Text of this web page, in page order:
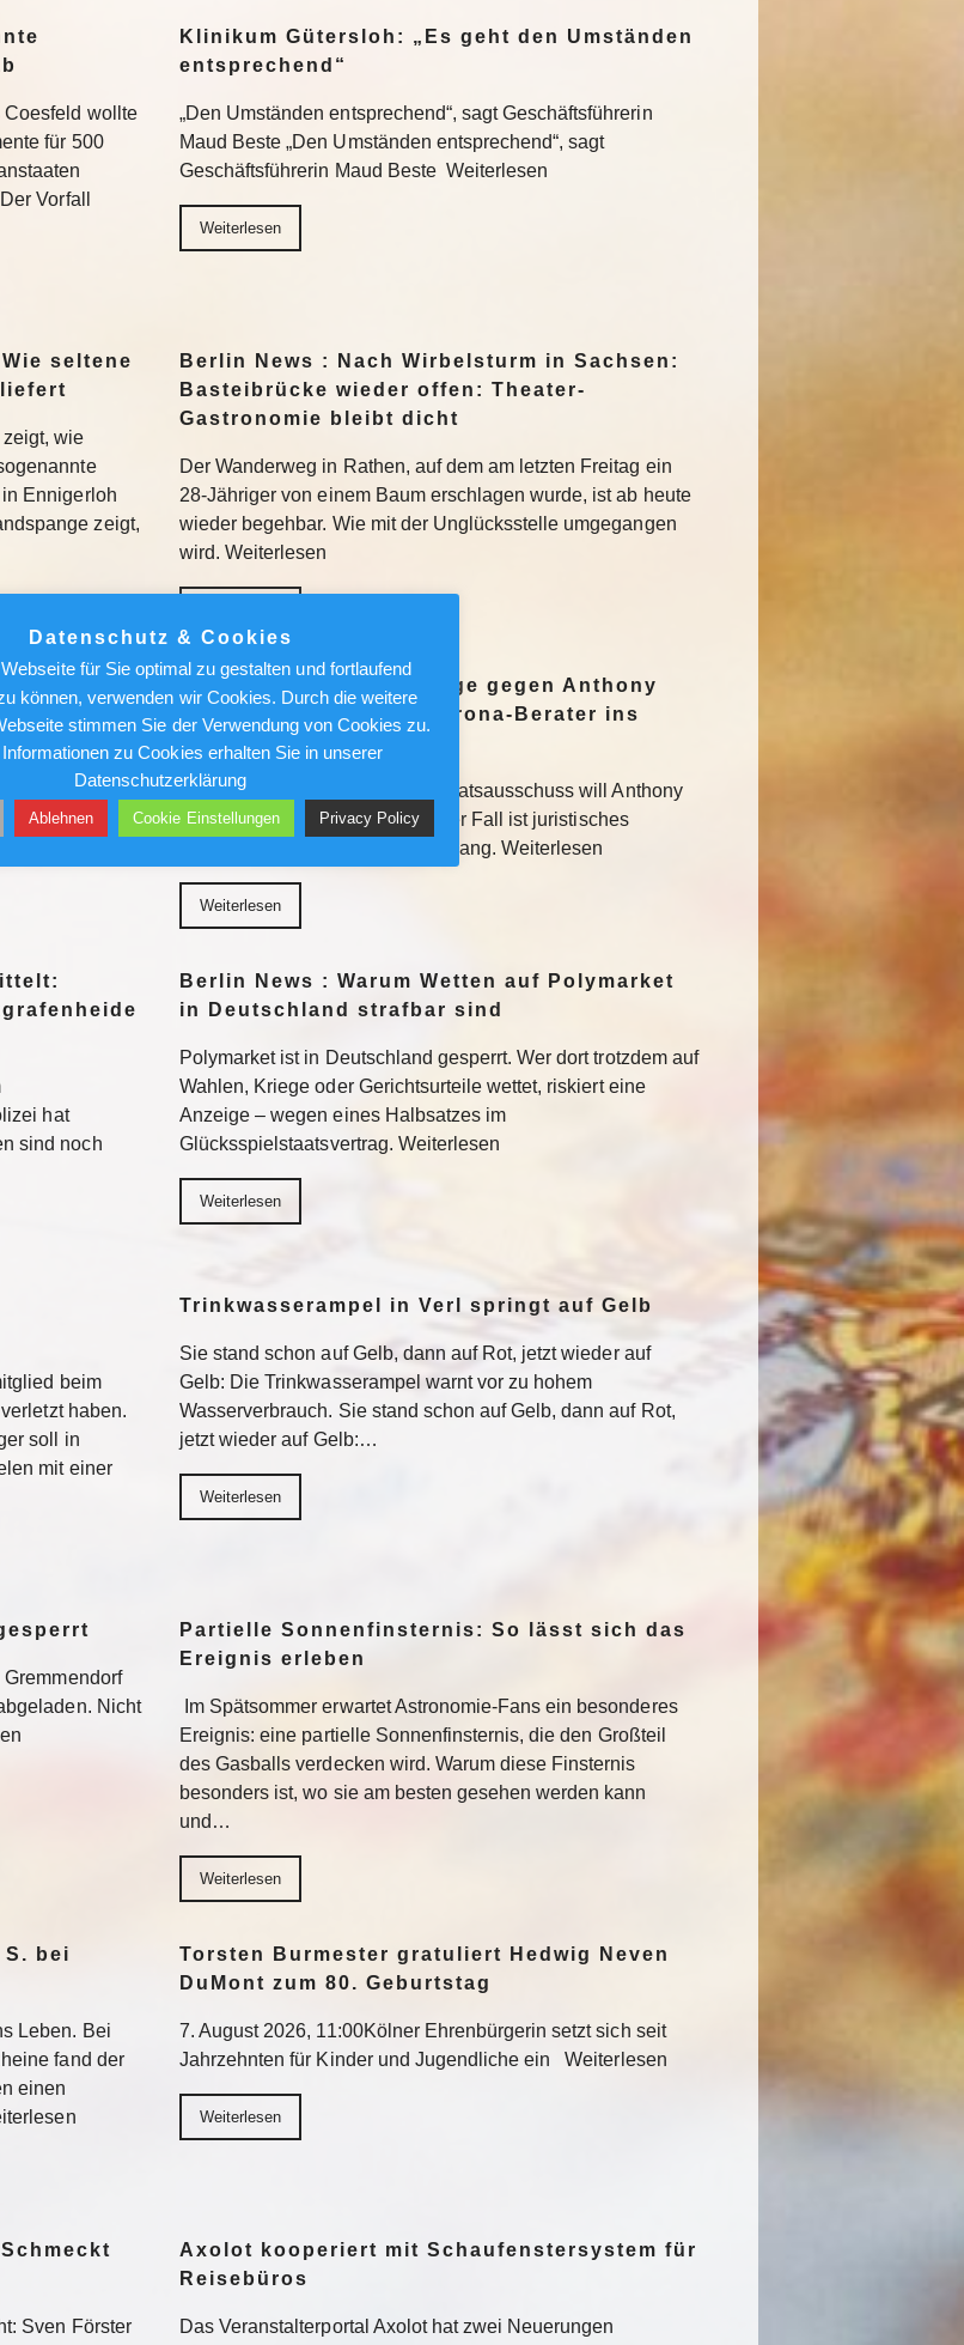
Coesfeld wollte
für 500
Vorfall
Klinikum Gütersloh: „Es geht den Umständen
entsprechend“
„Den Umständen entsprechend“, sagt Geschäftsführerin
Maud Beste „Den Umständen entsprechend“, sagt
Geschäftsführerin Maud Beste Weiterlesen
Weiterlesen
seltene
wie
Ennigerloh
zeigt,
Berlin News : Nach Wirbelsturm in Sachsen:
Basteibrücke wieder offen: Theater-
Gastronomie bleibt dicht
Der Wanderweg in Rathen, auf dem am letzten Freitag ein
28-Jähriger von einem Baum erschlagen wurde, ist ab heute
wieder begehbar. Wie mit der Unglücksstelle umgegangen
wird. Weiterlesen
holen“:
Dieter
in der 2.
Berlin News : Strafanzeige gegen Anthony
Fauci: Kommt der Ex-Corona-Berater ins
Gefängnis?
Ein republikanisch geführter Senatsausschuss will Anthony
Fauci strafrechtlich belangen. Der Fall ist juristisches
Neuland – mit ungewissem Ausgang. Weiterlesen
Weiterlesen
hat
sind noch
Berlin News : Warum Wetten auf Polymarket
in Deutschland strafbar sind
Polymarket ist in Deutschland gesperrt. Wer dort trotzdem auf
Wahlen, Kriege oder Gerichtsurteile wettet, riskiert eine
Anzeige – wegen eines Halbsatzes im
Glücksspielstaatsvertrag. Weiterlesen
Weiterlesen
beim
haben.
soll in
mit einer
Trinkwasserampel in Verl springt auf Gelb
Sie stand schon auf Gelb, dann auf Rot, jetzt wieder auf
Gelb: Die Trinkwasserampel warnt vor zu hohem
Wasserverbrauch. Sie stand schon auf Gelb, dann auf Rot,
jetzt wieder auf Gelb:…
Weiterlesen
Nicht
Partielle Sonnenfinsternis: So lässt sich das
Ereignis erleben
Im Spätsommer erwartet Astronomie-Fans ein besonderes
Ereignis: eine partielle Sonnenfinsternis, die den Großteil
des Gasballs verdecken wird. Warum diese Finsternis
besonders ist, wo sie am besten gesehen werden kann
und…
Weiterlesen
bei
Leben. Bei
fand der
einen
Torsten Burmester gratuliert Hedwig Neven
DuMont zum 80. Geburtstag
7. August 2026, 11:00Kölner Ehrenbürgerin setzt sich seit
Jahrzehnten für Kinder und Jugendliche ein Weiterlesen
Weiterlesen
Sven Förster
Axolot kooperiert mit Schaufenstersystem für
Reisebüros
Das Veranstalterportal Axolot hat zwei Neuerungen
Datenschutz & Cookies
für Sie optimal zu gestalten und fortlaufend
können, verwenden wir Cookies. Durch die weitere
stimmen Sie der Verwendung von Cookies zu.
zu Cookies erhalten Sie in unserer
Datenschutzerklärung
Ablehnen Cookie Einstellungen Privacy Policy